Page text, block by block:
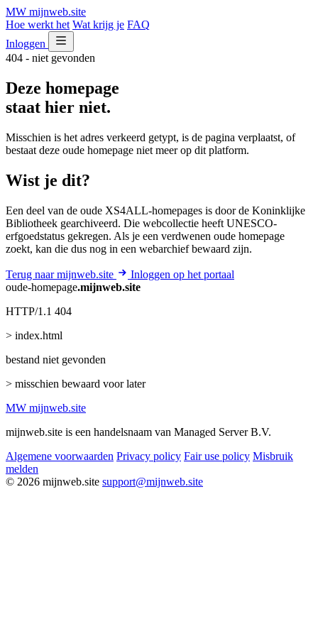
MW mijnweb.site
Hoe werkt het Wat krijg je FAQ
Inloggen
404 - niet gevonden
Deze homepage
staat hier niet.
Misschien is het adres verkeerd getypt, is de pagina verplaatst, of
bestaat deze oude homepage niet meer op dit platform.
Wist je dit?
Een deel van de oude XS4ALL-homepages is door de Koninklijke
Bibliotheek gearchiveerd. Die webcollectie heeft UNESCO-
erfgoedstatus gekregen. Als je een verdwenen oude homepage
zoekt, kan die dus nog in een webarchief bewaard zijn.
Terug naar mijnweb.site
Inloggen op het portaal
oude-homepage.mijnweb.site
HTTP/1.1 404
> index.html
bestand niet gevonden
> misschien bewaard voor later
MW mijnweb.site
mijnweb.site is een handelsnaam van Managed Server B.V.
Algemene voorwaarden Privacy policy Fair use policy Misbruik
melden
© 2026 mijnweb.site support@mijnweb.site